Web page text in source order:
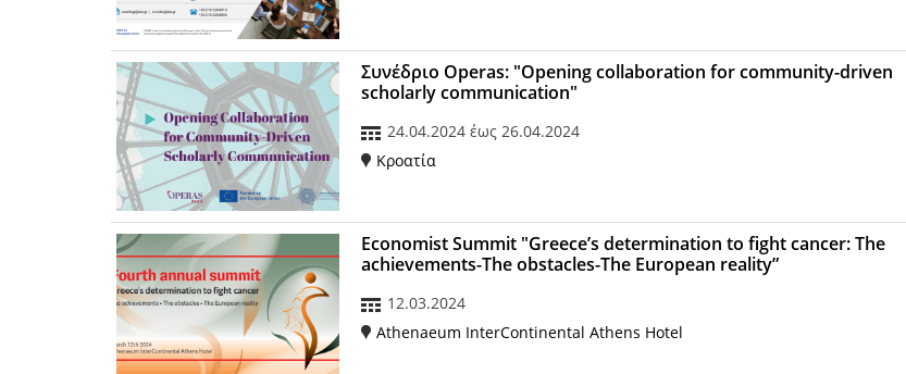
Συνέδριο Operas: "Opening collaboration for community-driven
scholarly communication"
24.04.2024 έως 26.04.2024
Κροατία
Economist Summit "Greece’s determination to fight cancer: The
achievements-The obstacles-The European reality”
12.03.2024
Athenaeum InterContinental Athens Hotel